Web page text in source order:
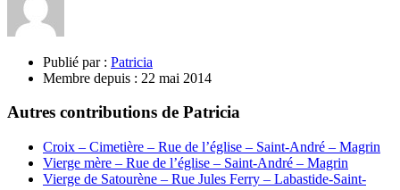
Publié par : Patricia
Membre depuis : 22 mai 2014
Autres contributions de Patricia
Croix – Cimetière – Rue de l’église – Saint-André – Magrin
Vierge mère – Rue de l’église – Saint-André – Magrin
Vierge de Satourène – Rue Jules Ferry – Labastide-Saint-